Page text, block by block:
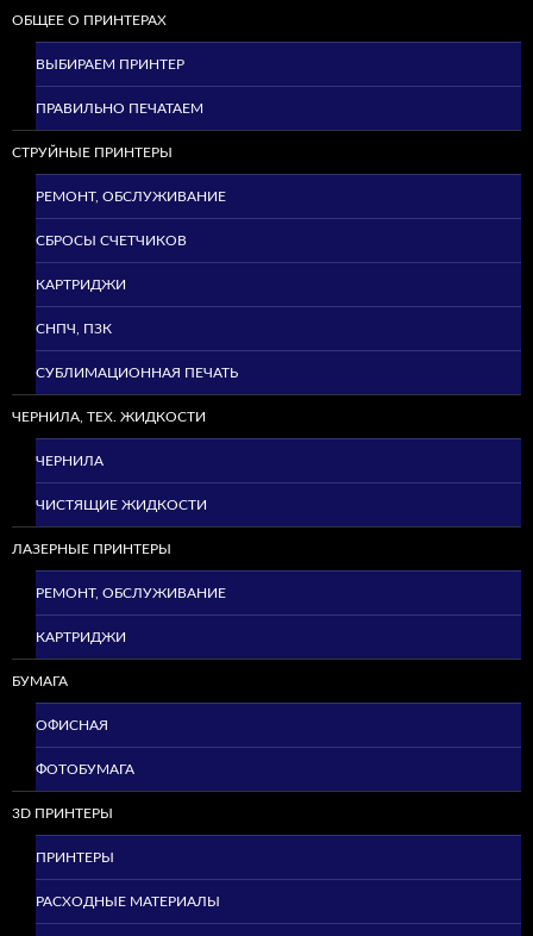
ОБЩЕЕ О ПРИНТЕРАХ
ВЫБИРАЕМ ПРИНТЕР
ПРАВИЛЬНО ПЕЧАТАЕМ
СТРУЙНЫЕ ПРИНТЕРЫ
РЕМОНТ, ОБСЛУЖИВАНИЕ
СБРОСЫ СЧЕТЧИКОВ
КАРТРИДЖИ
СНПЧ, ПЗК
СУБЛИМАЦИОННАЯ ПЕЧАТЬ
ЧЕРНИЛА, ТЕХ. ЖИДКОСТИ
ЧЕРНИЛА
ЧИСТЯЩИЕ ЖИДКОСТИ
ЛАЗЕРНЫЕ ПРИНТЕРЫ
РЕМОНТ, ОБСЛУЖИВАНИЕ
КАРТРИДЖИ
БУМАГА
ОФИСНАЯ
ФОТОБУМАГА
3D ПРИНТЕРЫ
ПРИНТЕРЫ
РАСХОДНЫЕ МАТЕРИАЛЫ